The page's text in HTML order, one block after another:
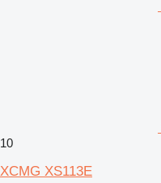
10
XCMG XS113E